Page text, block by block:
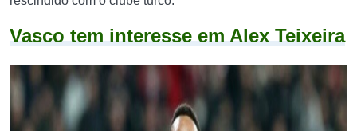
Vasco tem interesse em Alex Teixeira